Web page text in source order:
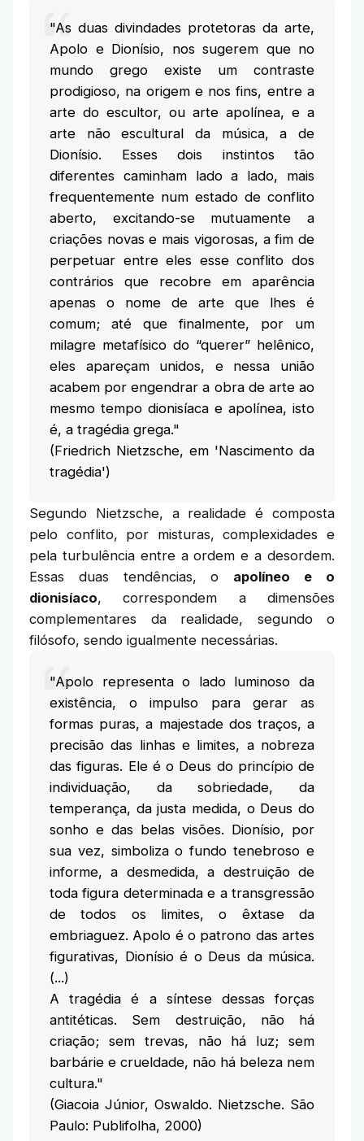
"As duas divindades protetoras da arte,
Apolo e Dionísio, nos sugerem que no
mundo grego existe um contraste
prodigioso, na origem e nos fins, entre a
arte do escultor, ou arte apolínea, e a
arte não escultural da música, a de
Dionísio. Esses dois instintos tão
diferentes caminham lado a lado, mais
frequentemente num estado de conflito
aberto, excitando-se mutuamente a
criações novas e mais vigorosas, a fim de
perpetuar entre eles esse conflito dos
contrários que recobre em aparência
apenas o nome de arte que lhes é
comum; até que finalmente, por um
milagre metafísico do “querer” helênico,
eles apareçam unidos, e nessa união
acabem por engendrar a obra de arte ao
mesmo tempo dionisíaca e apolínea, isto
é, a tragédia grega."
(Friedrich Nietzsche, em 'Nascimento da
tragédia')
Segundo Nietzsche, a realidade é composta
pelo conflito, por misturas, complexidades e
pela turbulência entre a ordem e a desordem.
Essas duas tendências, o apolíneo e o
dionisíaco, correspondem a dimensões
complementares da realidade, segundo o
filósofo, sendo igualmente necessárias.
"Apolo representa o lado luminoso da
existência, o impulso para gerar as
formas puras, a majestade dos traços, a
precisão das linhas e limites, a nobreza
das figuras. Ele é o Deus do princípio de
individuação, da sobriedade, da
temperança, da justa medida, o Deus do
sonho e das belas visões. Dionísio, por
sua vez, simboliza o fundo tenebroso e
informe, a desmedida, a destruição de
toda figura determinada e a transgressão
de todos os limites, o êxtase da
embriaguez. Apolo é o patrono das artes
figurativas, Dionísio é o Deus da música.
(...)
A tragédia é a síntese dessas forças
antitéticas. Sem destruição, não há
criação; sem trevas, não há luz; sem
barbárie e crueldade, não há beleza nem
cultura."
(Giacoia Júnior, Oswaldo. Nietzsche. São
Paulo: Publifolha, 2000)